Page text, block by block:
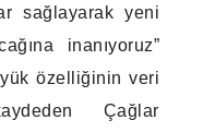
sağlayarak yeni
inanıyoruz”
özelliğinin veri
Çağlar